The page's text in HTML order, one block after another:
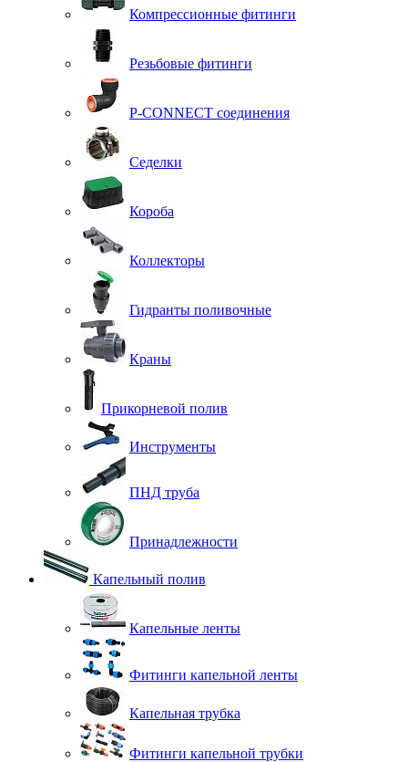
Компрессионные фитинги
Резьбовые фитинги
P-CONNECT соединения
Седелки
Короба
Коллекторы
Гидранты поливочные
Краны
Прикорневой полив
Инструменты
ПНД труба
Принадлежности
Капельный полив
Капельные ленты
Фитинги капельной ленты
Капельная трубка
Фитинги капельной трубки